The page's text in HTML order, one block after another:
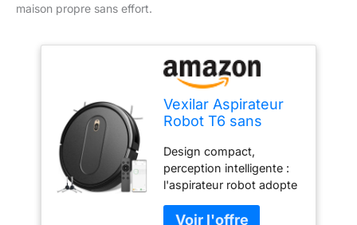
maison propre sans effort.
Vexilar Aspirateur
Robot T6 sans
Balayage, Super
Fin, Wi-FI,
Compatible avec
Commande vocale
Alexa, Auto-Charge
Design compact,
perception intelligente :
l'aspirateur robot adopte
intégré, qui évite le